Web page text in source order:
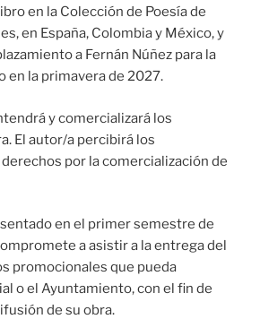
en la Colección de Poesía de
en España, Colombia y México, y
a Fernán Núñez para la
en la primavera de 2027.
y comercializará los
El autor/a percibirá los
por la comercialización de
en el primer semestre de
a asistir a la entrega del
promocionales que pueda
o el Ayuntamiento, con el fin de
de su obra.